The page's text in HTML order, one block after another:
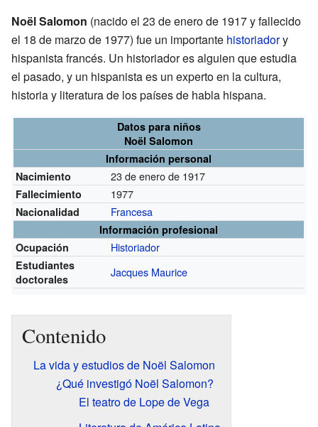
Noël Salomon (nacido el 23 de enero de 1917 y fallecido
el 18 de marzo de 1977) fue un importante historiadory
hispanista francés. Un historiador es alguien que estudia
el pasado, y un hispanista es un experto en la cultura,
historia y literatura de los países de habla hispana.
Datos para niños
Noël Salomon
Información personal
Nacimiento
23 de enero de 1917
Fallecimiento 1977
Nacionalidad Francesa
Información profesional
Ocupación
Historiador
Estudiantes
doctorales
Jacques Maurice
Contenido
La vida y estudios de Noël Salomon
¿Qué investigó Noël Salomon?
El teatro de Lope de Vega